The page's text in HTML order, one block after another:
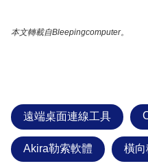
本文轉載自Bleepingcomputer。
遠端桌面連線工具
Akira勒索軟體 橫向